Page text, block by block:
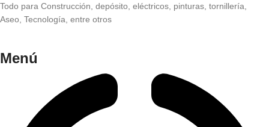
Todo para Construcción, depósito, eléctricos, pinturas, tornillería,
Aseo, Tecnología, entre otros
Menú